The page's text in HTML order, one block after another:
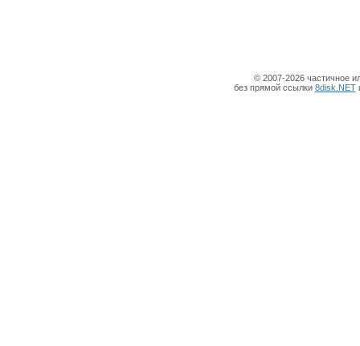
© 2007-2026 частичное
без прямой ссылки 8disk.NET